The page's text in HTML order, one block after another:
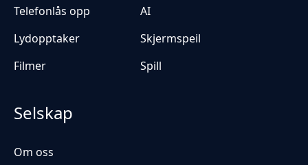
Telefonlås opp
AI
Lydopptaker
Skjermspeil
Filmer
Spill
Selskap
Om oss